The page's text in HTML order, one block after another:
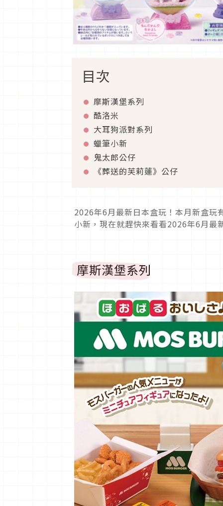
目次
摩斯漢堡系列
酷洛米
大耳狗派對系列
蠟筆小新
鬼太郎公仔
《葬送的芙莉蓮》公仔
2026年6月最新日本盒玩！本月新盒玩
小新，現在就趕快來看看2026年6月最
摩斯漢堡系列